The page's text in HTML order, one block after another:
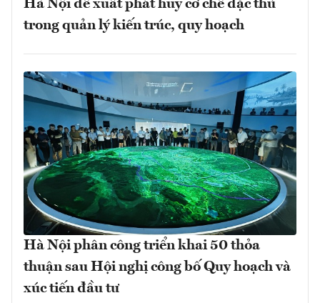
Hà Nội đề xuất phát huy cơ chế đặc thù
trong quản lý kiến trúc, quy hoạch
Hà Nội phân công triển khai 50 thỏa
thuận sau Hội nghị công bố Quy hoạch và
xúc tiến đầu tư